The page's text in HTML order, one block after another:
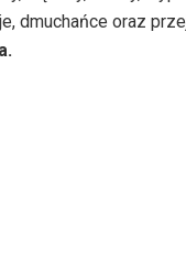
dmuchańce oraz